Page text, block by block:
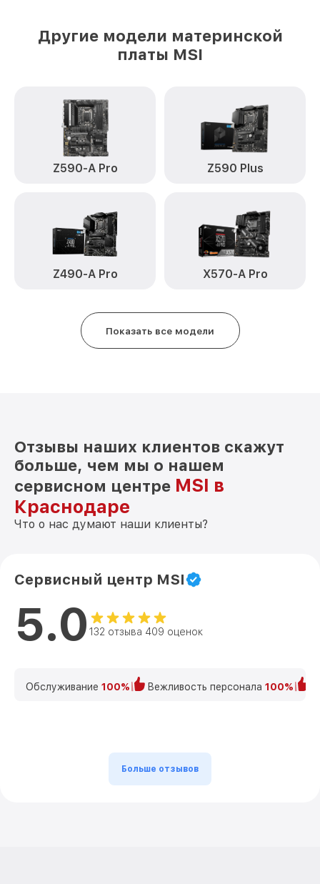
Другие модели материнской
платы MSI
Z590-A Pro Z590 Plus
Z490-A Pro X570-A Pro
Показать все модели
Отзывы наших клиентов скажут
больше, чем мы о нашем
сервисном центре MSI в
Краснодаре
Что о нас думают наши клиенты?
Сервисный центр MSI
5.0 132 отзыва 409 оценок
Обслуживание 100% Вежливость персонала 100%
Больше отзывов